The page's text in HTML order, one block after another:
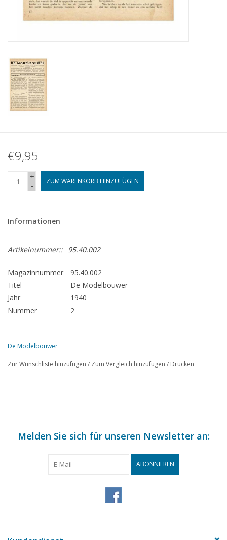
Baubeschreibungen
€9,95
+
-
ZUM WARENKORB HINZUFÜGEN
Informationen
Artikelnummer:: 95.40.002
Magazinnummer
95.40.002
Titel
De Modelbouwer
Jahr
1940
Nummer
2
Die elektrische Ausrüstung einer Modelleisenbahn.
Gewindeschneiden und -bohren auf der Drehbank
De Modelbouwer
Zur Wunschliste hinzufügen / Zum Vergleich hinzufügen / Drucken
Melden Sie sich für unseren Newsletter an:
ABONNIEREN